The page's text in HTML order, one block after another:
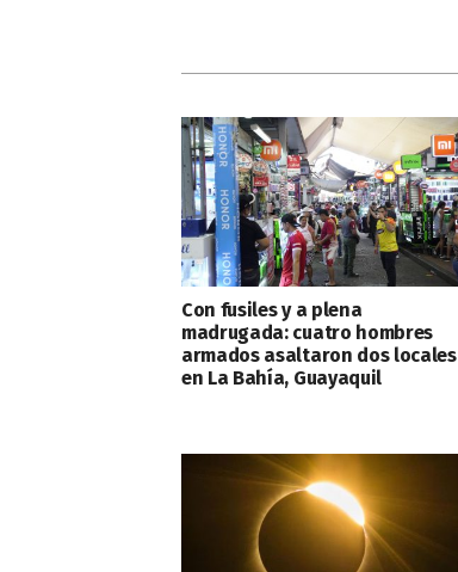
Con fusiles y a plena
madrugada: cuatro hombres
armados asaltaron dos locales
en La Bahía, Guayaquil